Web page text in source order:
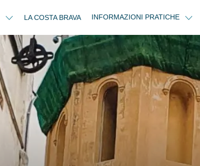
LA COSTA BRAVA INFORMAZIONI PRATICHE